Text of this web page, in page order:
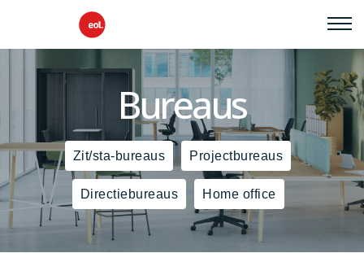
Bureaus
Zit/sta-bureaus Projectbureaus
Directiebureaus Home office